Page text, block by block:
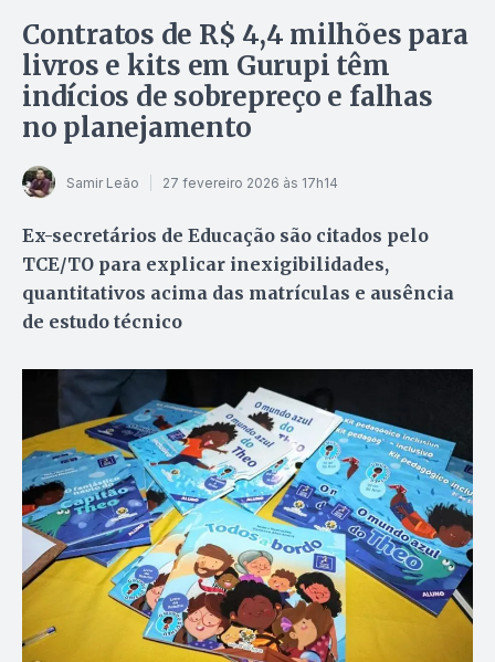
Contratos de R$ 4,4 milhões para
livros e kits em Gurupi têm
indícios de sobrepreço e falhas
no planejamento
Samir Leão 27 fevereiro 2026 às 17h14
Ex-secretários de Educação são citados pelo
TCE/TO para explicar inexigibilidades,
quantitativos acima das matrículas e ausência
de estudo técnico